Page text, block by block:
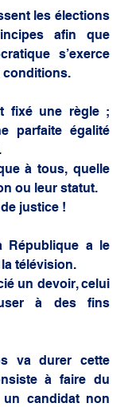
les élections
afin que
s’exerce
conditions.
fixé une règle ;
parfaite égalité
à tous, quelle
ou leur statut.
justice !
République a le
télévision.
un devoir, celui
à des fins
va durer cette
à faire du
un candidat non